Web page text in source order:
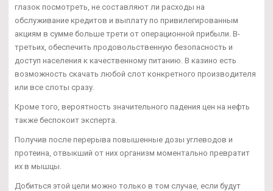
глазок посмотреть, не составляют ли расходы на
обслуживание кредитов и выплату по привилегированным
акциям в сумме больше трети от операционной прибыли. В-
третьих, обеспечить продовольственную безопасность и
доступ населения к качественному питанию. В казино есть
возможность скачать любой слот конкретного производителя
или все слоты сразу.
Кроме того, вероятность значительного падения цен на нефть
также беспокоит эксперта.
Получив после перерыва повышенные дозы углеводов и
протеина, отвыкший от них организм моментально превратит
их в мышцы.
Добиться этой цели можно только в том случае, если будут